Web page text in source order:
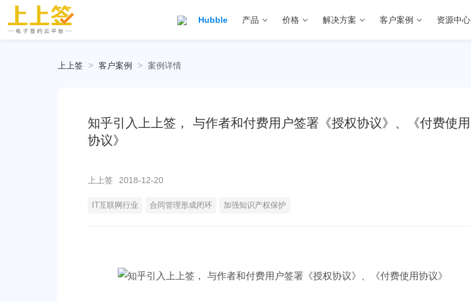
Hubble 产品 价格 解决方案 客户案例 资源中心
上上签 > 客户案例 > 案例详情
知乎引入上上签， 与作者和付费用户签署《授权协议》、《付费使用
协议》
上上签 2018-12-20
IT互联网行业 合同管理形成闭环 加强知识产权保护